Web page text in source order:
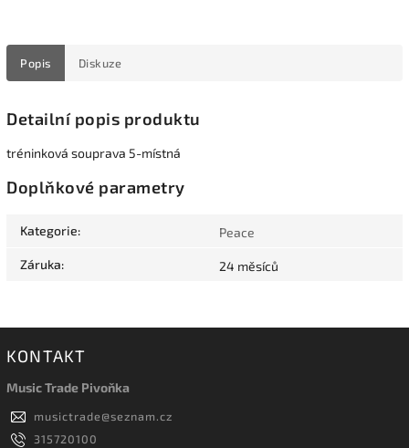
Popis Diskuze
Detailní popis produktu
tréninková souprava 5-místná
Doplňkové parametry
Kategorie: Peace
Záruka: 24 měsíců
KONTAKT
Music Trade Pivoňka
musictrade@seznam.cz
315720100